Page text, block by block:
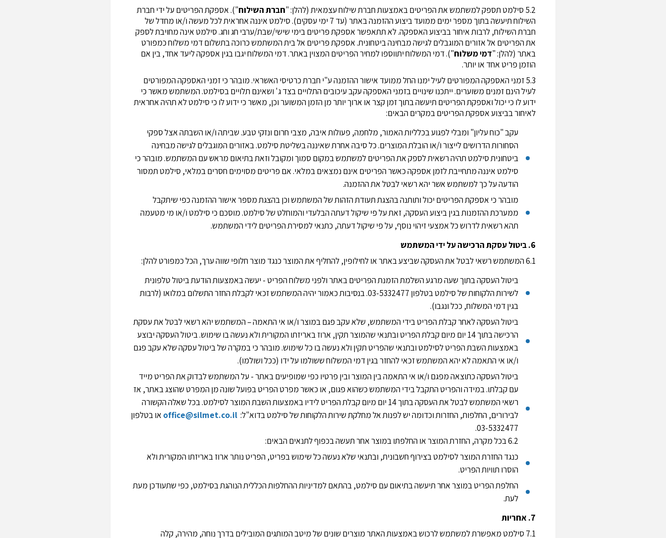
5.2 סילמט תספק למשתמש את הפריטים באמצעות חברת שילוח עצמאית (להלן: "
חברתהשילוח"). אספקת הפריטים על ידי חברת
השילוח תיעשה בתוך מספר ימים ממועד ביצוע ההזמנה באתר (עד 7 ימי עסקים). סילמט איננה אחראית לכל מעשה ו/או מחדל של
חברת השילוח, לרבות איחור בביצוע האספקה. לא תתאפשר אספקת פריטים בימי שישי/שבת/ערבי חג וחג. סילמט אינה מחויבת לספק
את הפריטים אל אזורים המוגבלים לגישה מבחינה ביטחונית. אספקת פריטים אל בית המשתמש כרוכה בתשלום דמי משלוח כמפורט
באתר (להלן: "דמימשלוח"). דמי המשלוח יתווספו למחיר הפריטים המצוין באתר. דמי המשלוח יגבו בגין אספקה ליעד אחד, בין אם
הוזמן פריט אחד או יותר.
5.3 זמני האספקה המפורטים לעיל ימנו החל ממועד אישור ההזמנה ע"י חברת כרטיסי האשראי. מובהר כי זמני האספקה המפורטים
לעיל הינם זמנים משוערים. ייתכנו שינויים בזמני האספקה עקב עיכובים התלויים בצד ג' ושאינם תלויים בסילמט. המשתמש מאשר כי
ידוע לו כי יכול ואספקת הפריטים תיעשה בתוך זמן קצר או ארוך יותר מן הזמן המשוער וכן, מאשר כי ידוע לו כי סילמט לא תהיה אחראית
לאיחור בביצוע אספקת הפריטים במקרים הבאים:
עקב "כוח עליון" ומבלי לפגוע בכלליות האמור, מלחמה, פעולות איבה, מצבי חרום ונזקי טבע. שביתה ו/או השבתה אצל ספקי
הסחורות הדרושים לייצור ו/או הובלת המוצרים. כל סיבה אחרת שאיננה בשליטת סילמט. באזורים המוגבלים לגישה מבחינה
ביטחונית סילמט תהיה רשאית לספק את הפריטים למשתמש במקום סמוך ומקובל וזאת בתיאום מראש עם המשתמש. מובהר כי
סילמט איננה מתחייבת לזמן אספקה כאשר הפריטים אינם נמצאים במלאי. אם פריטים מסוימים חסרים במלאי, סילמט תמסור
הודעה על כך למשתמש אשר יהא רשאי לבטל את ההזמנה.
מובהר כי אספקת הפריטים יכול ותותנה בהצגת תעודת הזהות של המשתמש וכן בהצגת מספר אישור ההזמנה כפי שיתקבל
ממערכת ההזמנות בגין ביצוע העסקה, זאת על פי שיקול דעתה הבלעדי והמוחלט של סילמט. מוסכם כי סילמט ו/או מי מטעמה
תהא רשאית לדרוש כל אמצעי זיהוי נוסף, על פי שיקול דעתה, כתנאי למסירת הפריטים לידי המשתמש.
6. ביטול עסקת הרכישה על ידי המשתמש
6.1 המשתמש רשאי לבטל את העסקה שביצע באתר או לחילופין, להחליף את המוצר כנגד מוצר חלופי שווה ערך, הכל כמפורט להלן:
ביטול העסקה בתוך שעה מרגע השלמת הזמנת הפריטים באתר ולפני משלוח הפריט - יעשה באמצעות הודעת ביטול טלפונית
לשירות הלקוחות של סילמט בטלפון 03-5332477. בנסיבות כאמור יהיה המשתמש זכאי לקבלת החזר התשלום במלואו (לרבות
בגין דמי המשלוח, ככל ונגבו).
ביטול העסקה לאחר קבלת הפריט בידי המשתמש, שלא עקב פגם במוצר ו/או אי התאמה – המשתמש יהא רשאי לבטל את עסקת
הרכישה בתוך 14 יום מיום קבלת הפריט ובתנאי שהמוצר תקין, ארוז באריזתו המקורית ולא נעשה בו שימוש. ביטול העסקה יבוצע
באמצעות השבת הפריט לסילמט ובתנאי שהפריט תקין ולא נעשה בו כל שימוש. מובהר כי במקרה של ביטול עסקה שלא עקב פגם
ו/או אי התאמה לא יהא המשתמש זכאי להחזר בגין דמי המשלוח ששולמו על ידו (ככל ושולמו).
ביטול העסקה כתוצאה מפגם ו/או אי התאמה בין המוצר ובין פרטיו כפי שמופיעים באתר - על המשתמש לבדוק את הפריט מייד
עם קבלתו. במידה והפריט התקבל בידי המשתמש כשהוא פגום, או כאשר מפרט הפריט בפועל שונה מן המפרט שהוצג באתר, אז
רשאי המשתמש לבטל את העסקה בתוך 14 יום מיום קבלת הפריט לידיו באמצעות השבת המוצר לסילמט. בכל שאלה הקשורה
לבירורים, החלפות, החזרות וכדומה יש לפנות אל מחלקת שירות הלקוחות של סילמט בדוא"ל: office@silmet.co.il או בטלפון
03-5332477.
6.2 בכל מקרה, החזרת המוצר או החלפתו במוצר אחר תעשה בכפוף לתנאים הבאים:
כנגד החזרת המוצר לסילמט בצירוף חשבונית, ובתנאי שלא נעשה כל שימוש בפריט, הפריט נותר ארוז באריזתו המקורית ולא
הוסרו תוויות הפריט.
החלפת הפריט במוצר אחר תיעשה בתיאום עם סילמט, בהתאם למדיניות ההחלפות הכללית הנוהגת בסילמט, כפי שתעודכן מעת
לעת.
7. אחריות
7.1 סילמט מאפשרת למשתמש לרכוש באמצעות האתר מוצרים שונים של מיטב המותגים המובילים בדרך נוחה, מהירה, קלה